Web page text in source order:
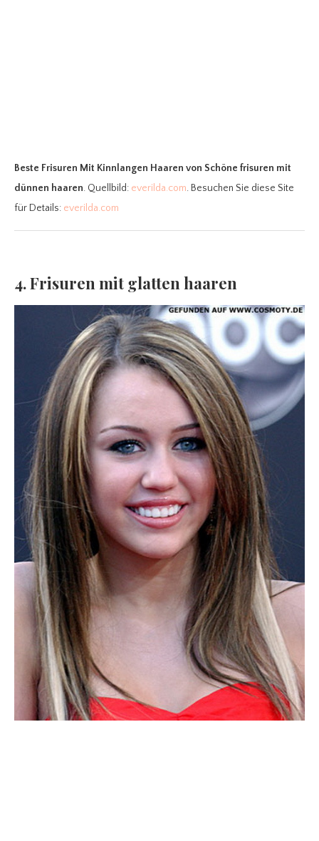
Beste Frisuren Mit Kinnlangen Haaren von Schöne frisuren mit
dünnen haaren. Quellbild: everilda.com. Besuchen Sie diese Site
für Details: everilda.com
4. Frisuren mit glatten haaren